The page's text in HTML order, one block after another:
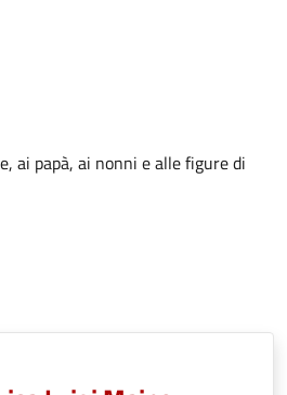
ai papà, ai nonni e alle figure di